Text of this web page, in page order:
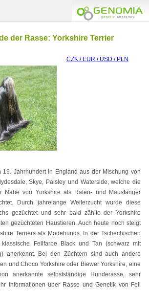
der Rasse: Yorkshire Terrier
CZK / EUR / USD / PLN
19. Jahrhundert in England aus der Mischung von
Skye, Paisley und Waterside, welche die
Nähe von Yorkshire als Raten- und Mausfänger
Durch jahrelange Weiterzucht wurde diese
gezüchtet und sehr bald zählte der Yorkshire
gezüchteten Haustieren. Auch heute noch steigt
Terriers als Modehunds. In der Tschechischen
Fellfarbe Black und Tan (schwarz mit
anerkennt. Bei den Züchtern sind auch andere
und Choco Yorkshire oder Biewer Yorkshire, eine
anerkannte selbstständige Hunderasse, sehr
Informationen über Rasse und Genetik von Fell